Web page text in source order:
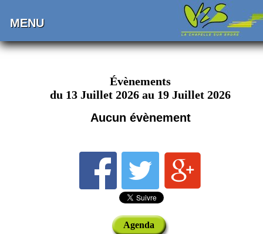
MENU
Évènements
du 13 Juillet 2026 au 19 Juillet 2026
Aucun évènement
Agenda